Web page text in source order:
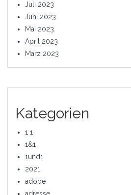
Juli 2023
Juni 2023
Mai 2023
April 2023
März 2023
Kategorien
1 1
1&1
1und1
2021
adobe